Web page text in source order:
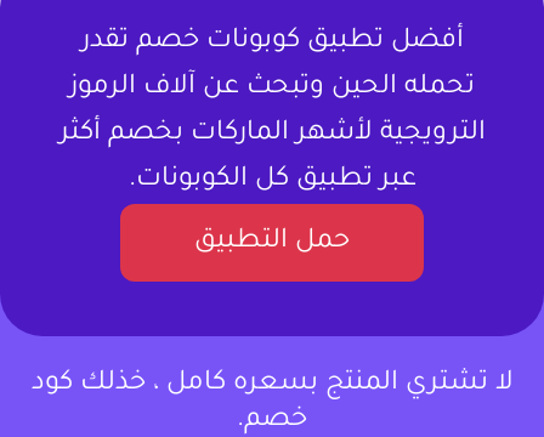
أفضل تطبيق كوبونات خصم تقدر
تحمله الحين وتبحث عن آلاف الرموز
الترويجية لأشهر الماركات بخصم أكثر
عبر تطبيق كل الكوبونات.
حمل التطبيق
لا تشتري المنتج بسعره كامل ، خذلك كود
خصم.